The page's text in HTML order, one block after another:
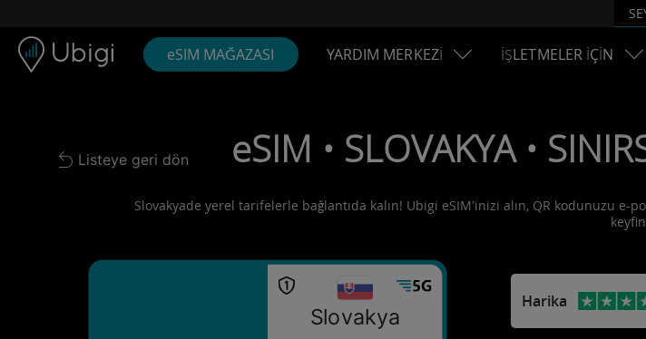
eSIM MAĞAZASI YARDIM MERKEZİ İŞLETMELER İÇİN
Back to list
Listeye geri dön eSIM • SLOVAKYA •
Slovakyade yerel tarifelerle bağlantıda kalın! Ubigi eSIM'inizi alın, QR kodunuzu
Slovakya
Harika